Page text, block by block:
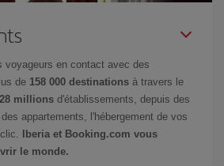
voyageurs en contact avec des
de 158 000 destinations à travers le
28 millions d'établissements, depuis des
appartements, l'hébergement de vos
Iberia et Booking.com vous
le monde.